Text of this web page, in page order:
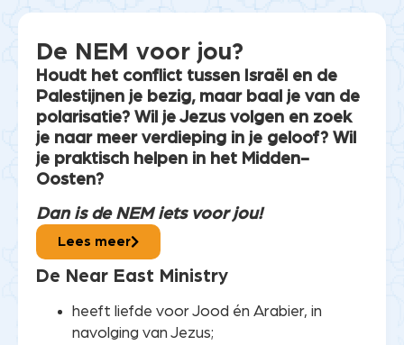
De NEM voor jou?
Houdt het conflict tussen Israël en de
Palestijnen je bezig, maar baal je van de
polarisatie? Wil je Jezus volgen en zoek
je naar meer verdieping in je geloof? Wil
je praktisch helpen in het Midden-
Oosten?
Dan is de NEM iets voor jou!
Lees meer
De Near East Ministry
heeft liefde voor Jood én Arabier, in
navolging van Jezus;